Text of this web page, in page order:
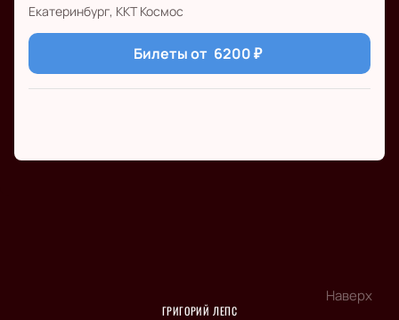
Екатеринбург, ККТ Космос
Билеты от 6200₽
Наверх
ГРИГОРИЙ ЛЕПС